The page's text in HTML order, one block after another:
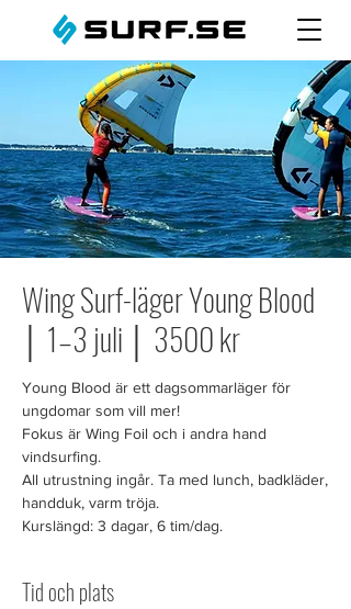
Wing Surf-läger Young Blood
│ 1–3 juli │ 3500 kr
Young Blood är ett dagsommarläger för
ungdomar som vill mer!
Fokus är Wing Foil och i andra hand
vindsurfing.
All utrustning ingår. Ta med lunch, badkläder,
handduk, varm tröja.
Kurslängd: 3 dagar, 6 tim/dag.
Tid och plats